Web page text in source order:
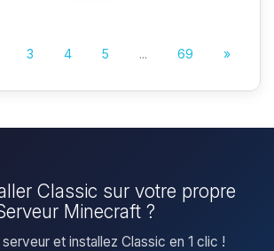
3 4 5 ... 69 »
Classic sur votre propre
Minecraft ?
et installez Classic en 1 clic !